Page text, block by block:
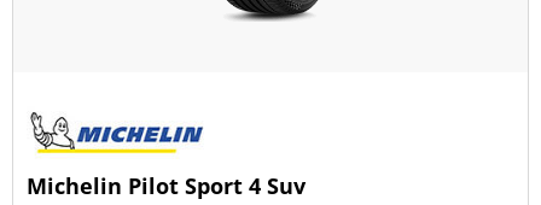
Michelin Pilot Sport 4 Suv